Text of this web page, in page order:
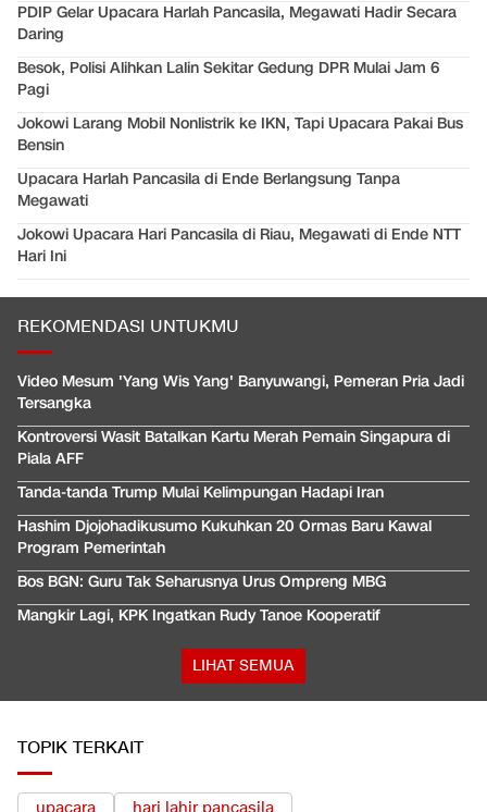
PDIP Gelar Upacara Harlah Pancasila, Megawati Hadir Secara
Daring
Besok, Polisi Alihkan Lalin Sekitar Gedung DPR Mulai Jam 6
Pagi
Jokowi Larang Mobil Nonlistrik ke IKN, Tapi Upacara Pakai Bus
Bensin
Upacara Harlah Pancasila di Ende Berlangsung Tanpa
Megawati
Jokowi Upacara Hari Pancasila di Riau, Megawati di Ende NTT
Hari Ini
REKOMENDASI UNTUKMU
Video Mesum 'Yang Wis Yang' Banyuwangi, Pemeran Pria Jadi
Tersangka
Kontroversi Wasit Batalkan Kartu Merah Pemain Singapura di
Piala AFF
Tanda-tanda Trump Mulai Kelimpungan Hadapi Iran
Hashim Djojohadikusumo Kukuhkan 20 Ormas Baru Kawal
Program Pemerintah
Bos BGN: Guru Tak Seharusnya Urus Ompreng MBG
Mangkir Lagi, KPK Ingatkan Rudy Tanoe Kooperatif
LIHAT SEMUA
TOPIK TERKAIT